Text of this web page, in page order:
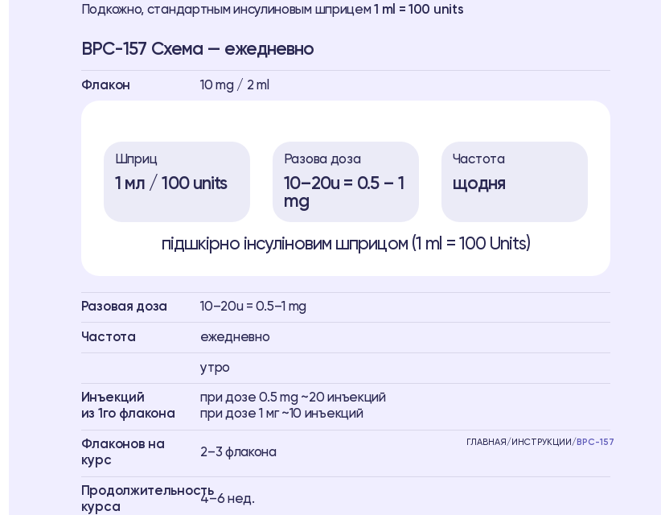
Подкожно, стандартным инсулиновым шприцем1 ml = 100 units
BPC-157 Схема — ежедневно
Флакон 10 mg / 2 ml
Шприц
1 мл / 100 units
Разова доза
10–20u = 0.5 – 1
mg
Частота
щодня
підшкірно інсуліновим шприцом (1 ml = 100 Units)
Разовая доза 10–20u = 0.5–1 mg
Частота ежедневно
утро
Инъекций
из 1го флакона
при дозе 0.5 mg ~20 инъекций
при дозе 1 мг ~10 инъекций
Флаконов на
курс
2–3 флакона
Продолжительность
курса
4–6 нед.
ГЛАВНАЯ / ИНСТРУКЦИИ / BPC-157